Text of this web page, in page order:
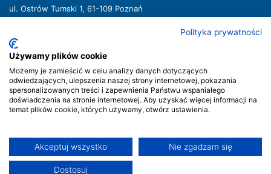
ul. Ostrów Tumski 1, 61-109 Poznań
Nadawca oferuje usługi medialne obejmujące rozpowszechnianie programu
radiowego pod nazwą EMAUS Dobre Radio oraz prowadzenie portalu
internetową Nadawcy.
Nadawca podlega jurysdykcji polskiej. Organem właściwym w sprawach
radiofonii i telewizji jest Krajowa Rada Radiofonii i Telewizji.
Prawa autorskie © Radio Emaus | Strona stworzona przez
Polityka prywatności
Używamy plików cookie
Możemy je zamieścić w celu analizy danych dotyczących
odwiedzających, ulepszenia naszej strony internetowej, pokazania
spersonalizowanych treści i zapewnienia Państwu wspaniałego
doświadczenia na stronie internetowej. Aby uzyskać więcej informacji na
temat plików cookie, których używamy, otwórz ustawienia.
Akceptuj wszystko Nie zgadzam się
Dostosuj